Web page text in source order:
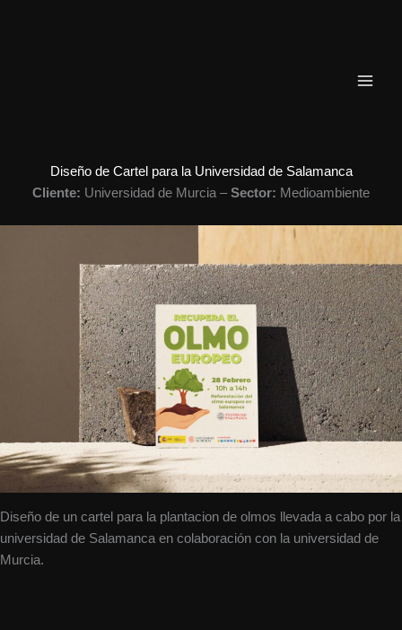
Diseño de Cartel para la Universidad de Salamanca
Cliente: Universidad de Murcia –Sector: Medioambiente
Diseño de un cartel para la plantacion de olmos llevada a cabo por la
universidad de Salamanca en colaboración con la universidad de
Murcia.